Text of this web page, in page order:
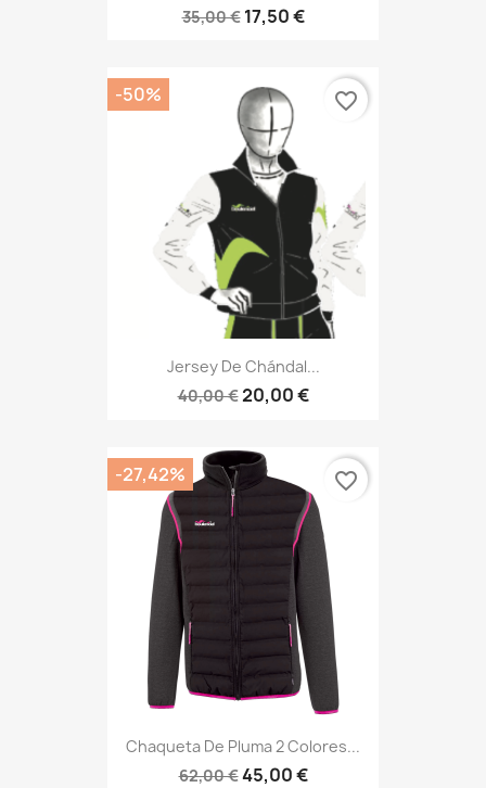
35,00 € 17,50 €
Jersey De Chándal...
40,00 €20,00 €
-50% favorite_border
Chaqueta De Pluma 2 Colores...
62,00 €45,00 €
-27,42% favorite_border